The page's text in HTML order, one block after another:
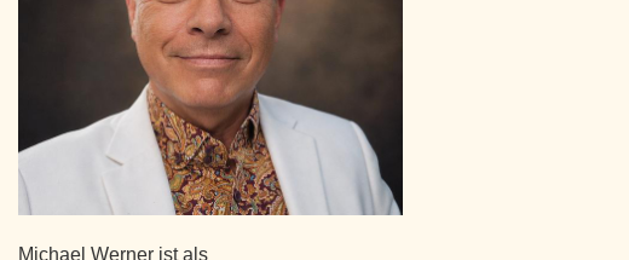
Michael Werner ist als